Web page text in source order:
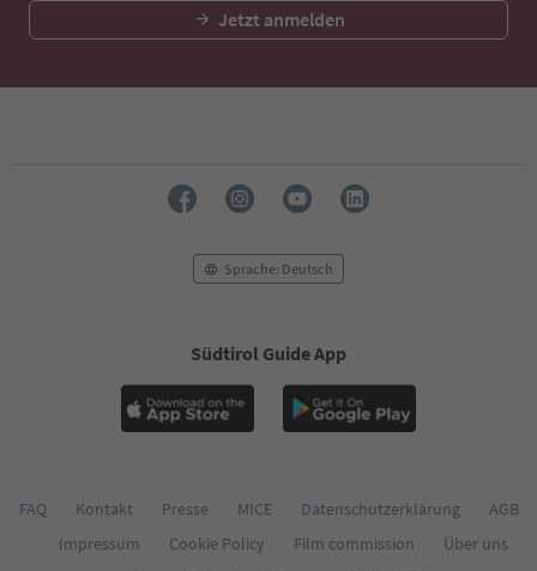
Jetzt anmelden
Sprache: Deutsch
Südtirol Guide App
FAQ Kontakt Presse MICE Datenschutzerklärung
AGB
Impressum
Cookie Policy Film commission
Über uns